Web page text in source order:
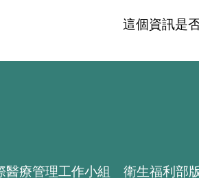
這個資訊是
醫療管理工作小組 衛生福利部